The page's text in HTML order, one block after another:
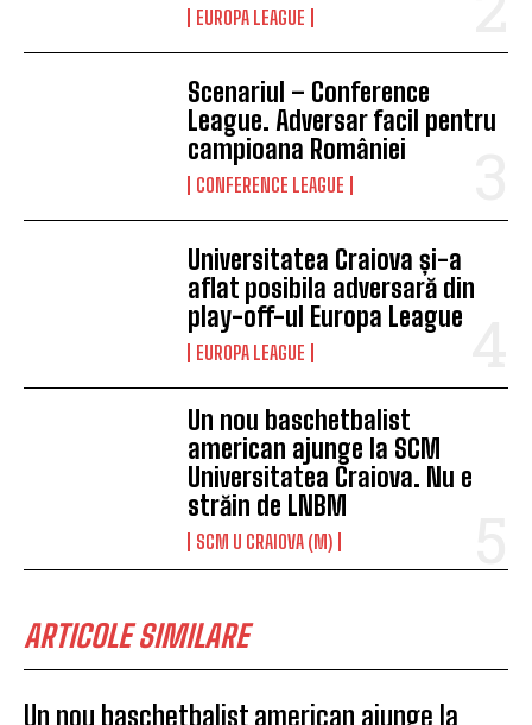
EUROPA LEAGUE
Scenariul – Conference
League. Adversar facil pentru
campioana României
CONFERENCE LEAGUE
Universitatea Craiova și-a
aflat posibila adversară din
play-off-ul Europa League
EUROPA LEAGUE
Un nou baschetbalist
american ajunge la SCM
Universitatea Craiova. Nu e
străin de LNBM
SCM U CRAIOVA (M)
ARTICOLE SIMILARE
Un nou baschetbalist american ajunge la